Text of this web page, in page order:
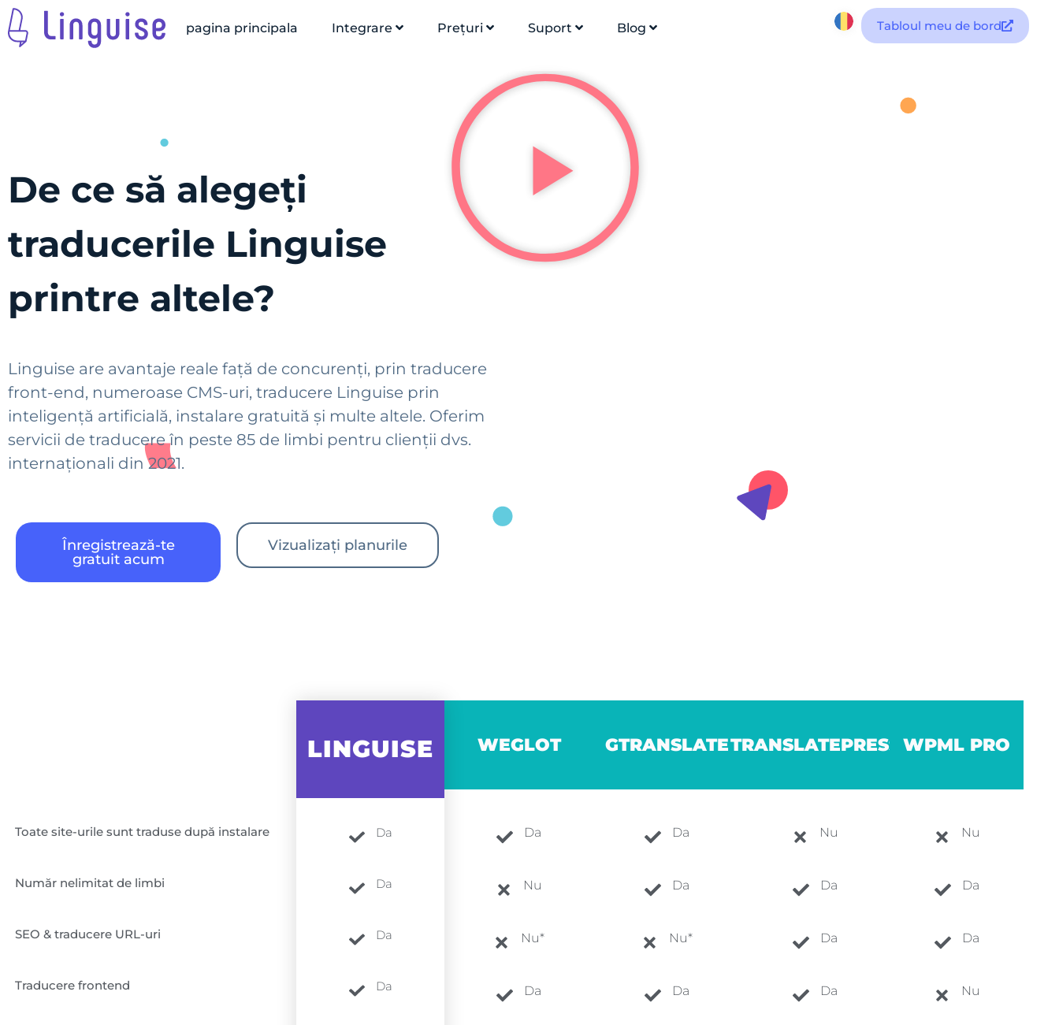
pagina principala Integrare Prețuri Suport Blog Tabloul meu de bord
De ce să alegeți
traducerile Linguise
printre altele?
Linguise are avantaje reale față de concurenți, prin traducere
front-end, numeroase CMS-uri, traducere Linguise prin
inteligență artificială, instalare gratuită și multe altele. Oferim
servicii de traducere în peste 85 de limbi pentru clienții dvs.
internaționali din 2021.
Înregistrează-te
gratuit acum
Vizualizați planurile
Toate site-urile sunt traduse după instalare
Număr nelimitat de limbi
SEO & traducere URL-uri
Traducere frontend
LINGUISE
Da
Da
Da
Da
WEGLOT
Da
Nu
Nu*
Da
GTRANSLATE
Da
Da
Nu*
Da
TRANSLATEPRESS
Nu
Da
Da
Da
WPML PRO
Nu
Da
Da
Nu